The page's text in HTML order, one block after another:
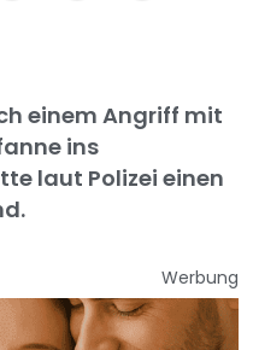
einem Angriff mit
ins
laut Polizei einen
Werbung